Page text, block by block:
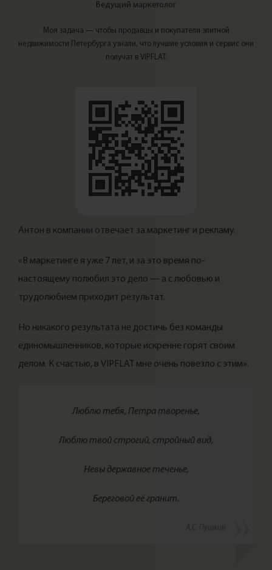
Ведущий маркетолог
Моя задача — чтобы продавцы и покупатели элитной
недвижимости Петербурга узнали, что лучшие условия и сервис они
получат в VIPFLAT.
Антон в компании отвечает за маркетинг и рекламу.
«В маркетинге я уже 7 лет, и за это время по-
настоящему полюбил это дело — а с любовью и
трудолюбием приходит результат.
Но никакого результата не достичь без команды
единомышленников, которые искренне горят своим
делом. К счастью, в VIPFLAT мне очень повезло с этим».
Люблю тебя, Петра творенье,
Люблю твой строгий, стройный вид,
Невы державное теченье,
Береговой её гранит.
А.С. Пушкин